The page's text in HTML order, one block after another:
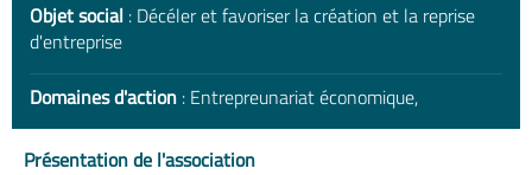
Objet social : Décéler et favoriser la création et la reprise
d'entreprise
Domaines d'action : Entrepreunariat économique,
Présentation de l'association